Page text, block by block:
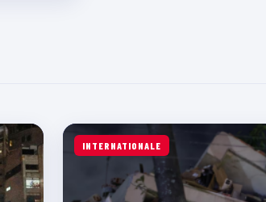
INTERNATIONALE